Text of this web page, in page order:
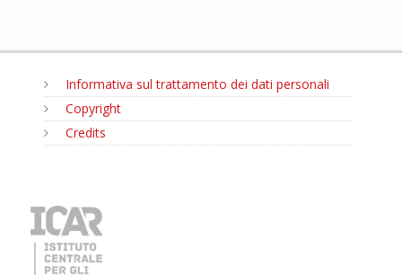
Informativa sul trattamento dei dati personali
Copyright
Credits